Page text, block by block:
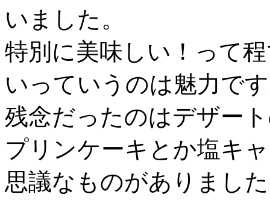
いました。
特別に美味しい！って
いっていうのは魅力で
残念だったのはデザー
プリンケーキとか塩キ
思議なものがありまし